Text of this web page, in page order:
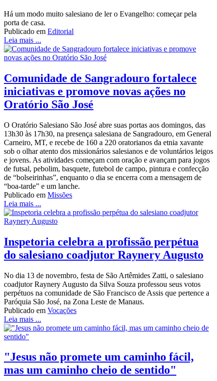
Há um modo muito salesiano de ler o Evangelho: começar pela
porta de casa.
Publicado em Editorial
Leia mais ...
Comunidade de Sangradouro fortalece
iniciativas e promove novas ações no
Oratório São José
O Oratório Salesiano São José abre suas portas aos domingos, das
13h30 às 17h30, na presença salesiana de Sangradouro, em General
Carneiro, MT, e recebe de 160 a 220 oratorianos da etnia xavante
sob o olhar atento dos missionários salesianos e de voluntários leigos
e jovens. As atividades começam com oração e avançam para jogos
de futsal, pebolim, basquete, futebol de campo, pintura e confecção
de “bolseirinhas”, enquanto o dia se encerra com a mensagem de
“boa-tarde” e um lanche.
Publicado em Missões
Leia mais ...
Inspetoria celebra a profissão perpétua
do salesiano coadjutor Raynery Augusto
No dia 13 de novembro, festa de São Artêmides Zatti, o salesiano
coadjutor Raynery Augusto da Silva Souza professou seus votos
perpétuos na comunidade de São Francisco de Assis que pertence a
Paróquia São José, na Zona Leste de Manaus.
Publicado em Vocações
Leia mais ...
"Jesus não promete um caminho fácil,
mas um caminho cheio de sentido"